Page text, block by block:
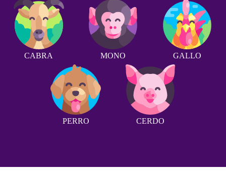
CABRA MONO GALLO
PERRO CERDO